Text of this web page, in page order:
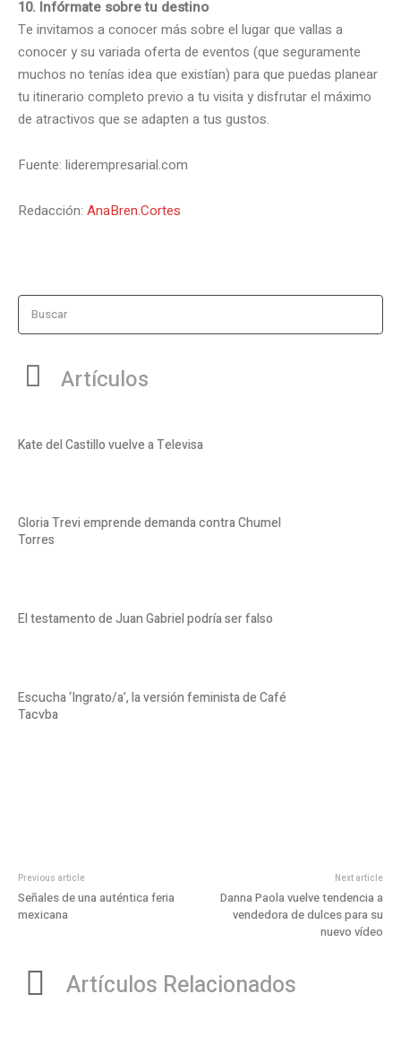
10. Infórmate sobre tu destino
Te invitamos a conocer más sobre el lugar que vallas a
conocer y su variada oferta de eventos (que seguramente
muchos no tenías idea que existían) para que puedas planear
tu itinerario completo previo a tu visita y disfrutar el máximo
de atractivos que se adapten a tus gustos.
Fuente: liderempresarial.com
Redacción: AnaBren.Cortes
Buscar
Artículos
Kate del Castillo vuelve a Televisa
Gloria Trevi emprende demanda contra Chumel
Torres
El testamento de Juan Gabriel podría ser falso
Escucha ‘Ingrato/a’, la versión feminista de Café
Tacvba
Previous article
Señales de una auténtica feria
mexicana
Next article
Danna Paola vuelve tendencia a
vendedora de dulces para su
nuevo vídeo
Artículos Relacionados